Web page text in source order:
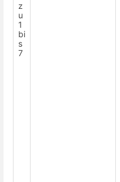
z
u
1
bi
s
7